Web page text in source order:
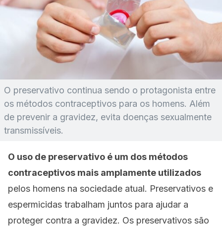
O preservativo continua sendo o protagonista entre
os métodos contraceptivos para os homens. Além
de prevenir a gravidez, evita doenças sexualmente
transmissíveis.
O uso de preservativo é um dos métodos
contraceptivos mais amplamente utilizados
pelos homens na sociedade atual. Preservativos e
espermicidas trabalham juntos para ajudar a
proteger contra a gravidez. Os preservativos são